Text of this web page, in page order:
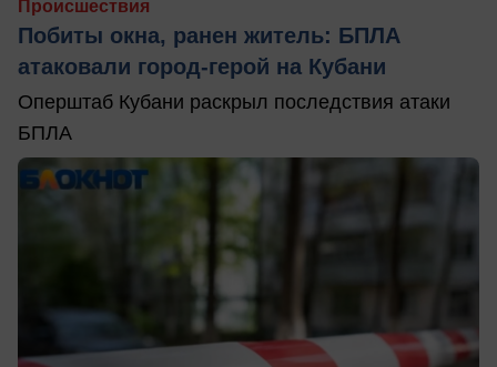
Происшествия
Побиты окна, ранен житель: БПЛА
атаковали город-герой на Кубани
Оперштаб Кубани раскрыл последствия атаки
БПЛА